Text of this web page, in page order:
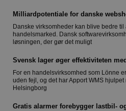
Milliardpotentiale for danske
Danske virksomheder kan blive bedre
handelsmarked. Dansk
løsningen, der gør det muligt
Svensk lager øger effektiviteten
For en handelsvirksomhed som Lönne
uden fejl, og det har Apport WMS
Helsingborg
Gratis alarmer forebygger lastbil-